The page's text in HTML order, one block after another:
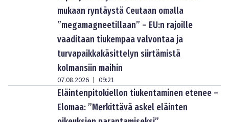
mukaan ryntäystä Ceutaan omalla
”megamagneetillaan” – EU:n rajoille
vaaditaan tiukempaa valvontaa ja
turvapaikkakäsittelyn siirtämistä
kolmansiin maihin
07.08.2026 | 09:21
Eläintenpitokiellon tiukentaminen etenee –
Elomaa: ”Merkittävä askel eläinten